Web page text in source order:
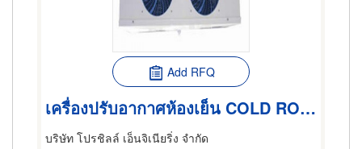
Add RFQ
เครื่องปรับอากาศห้องเย็น COLD ROOM ระบบห้องเย็น แอร์
บริษัท โปรชิลล์ เอ็นจิเนียริ่ง จำกัด